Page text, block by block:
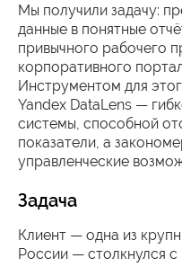
Мы получили задачу:
данные в понятные
привычного рабочего
корпоративного
Инструментом для
Yandex DataLens —
системы, способной
показатели, а
управленческие
Задача
Клиент — одна из
России — столкнулся